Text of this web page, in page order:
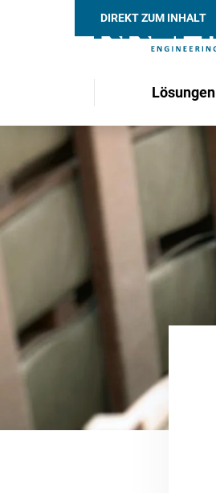
DIREKT ZUM INHALT
Lösungen